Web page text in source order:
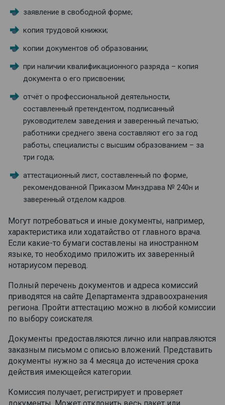
заявление в свободной форме;
копия трудовой книжки;
копии документов об образовании;
при наличии квалификационного разряда – копия
документа о его присвоении;
отчёт о профессиональной деятельности,
составленный претендентом, подписанный
руководителем заведения и заверенный печатью;
работники среднего звена составляют его за год
работы, специалисты с высшим образованием – за
три года;
аттестационный лист, составленный по форме,
рекомендованной Приказом Минздрава № 240н и
заверенный отделом кадров.
Могут потребоваться и иные документы, например,
характеристика или ходатайство от главного врача.
Если какие-то бумаги составлены на иностранном
языке, то необходимо приложить их заверенный
нотариусом перевод.
Полный перечень документов и адреса комиссий
приводятся на сайте Департамента здравоохранения
региона. Пройти аттестацию можно в любой комиссии
по выбору соискателя.
Документы предоставляются лично или направляются
заказным письмом с описью вложений. Представить
документы нужно за 4 месяца до истечения срока
действия имеющейся категории.
Комиссия получает, регистрирует и проверяет